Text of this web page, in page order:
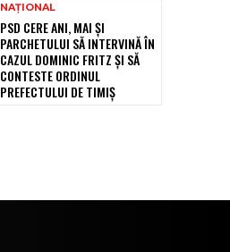
NAȚIONAL
PSD CERE ANI, MAI ȘI
PARCHETULUI SĂ INTERVINĂ ÎN
CAZUL DOMINIC FRITZ ȘI SĂ
CONTESTE ORDINUL
PREFECTULUI DE TIMIȘ